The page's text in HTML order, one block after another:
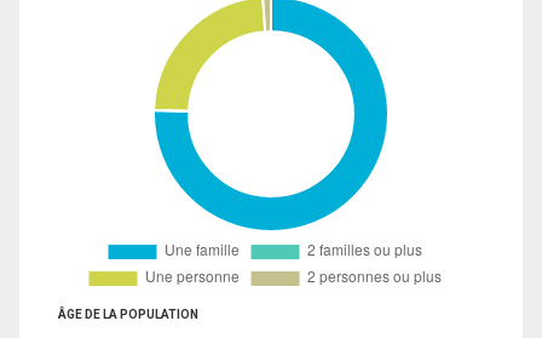
ÂGE DE LA POPULATION